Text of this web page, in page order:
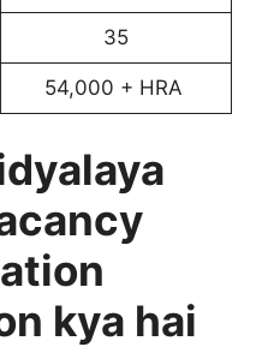
35
54,000 + HRA
kya hai